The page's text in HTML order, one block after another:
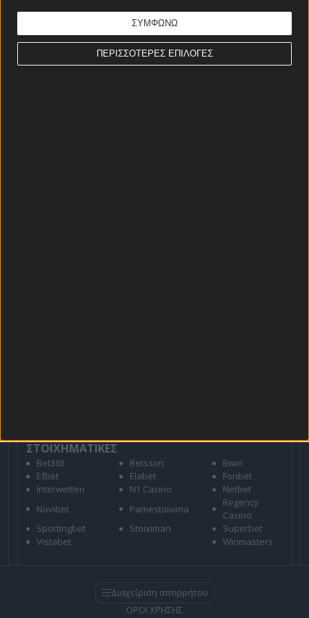
ΠΕΡΙΣΣΟΤΕΡΕΣ ΕΠΙΛΟΓΕΣ
ΣΥΜΦΩΝΩ
ΣΤΟΙΧΗΜΑΤΙΚΕΣ
Bet365 Betsson
Bwin
Efbet
Elabet
Fonbet
Interwetten
N1 Casino
Netbet
Novibet
Pamestoixima
Regency
Casino
Sportingbet
Stoiximan
Superbet
Vistabet
Winmasters
Διαχείριση απορρήτου
ΟΡΟΙ ΧΡΗΣΗΣ